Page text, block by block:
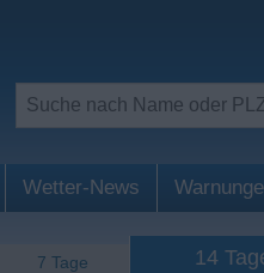
Wetter-News
7 Tage 14